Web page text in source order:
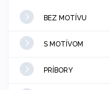
BEZ MOTÍVU
S MOTÍVOM
PRÍBORY